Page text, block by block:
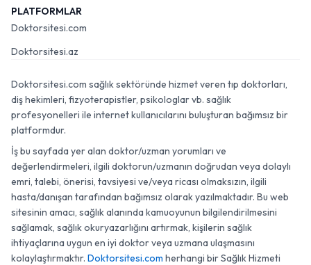
PLATFORMLAR
Doktorsitesi.com
Doktorsitesi.az
Doktorsitesi.com sağlık sektöründe hizmet veren tıp doktorları,
diş hekimleri, fizyoterapistler, psikologlar vb. sağlık
profesyonelleri ile internet kullanıcılarını buluşturan bağımsız bir
platformdur.
İş bu sayfada yer alan doktor/uzman yorumları ve
değerlendirmeleri, ilgili doktorun/uzmanın doğrudan veya dolaylı
emri, talebi, önerisi, tavsiyesi ve/veya ricası olmaksızın, ilgili
hasta/danışan tarafından bağımsız olarak yazılmaktadır. Bu web
sitesinin amacı, sağlık alanında kamuoyunun bilgilendirilmesini
sağlamak, sağlık okuryazarlığını artırmak, kişilerin sağlık
ihtiyaçlarına uygun en iyi doktor veya uzmana ulaşmasını
kolaylaştırmaktır. Doktorsitesi.com herhangi bir Sağlık Hizmeti